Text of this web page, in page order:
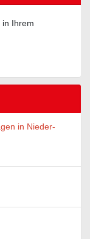
in Ihrem
in Nieder-